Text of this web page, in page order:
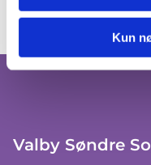
Kun
Valby Søndre